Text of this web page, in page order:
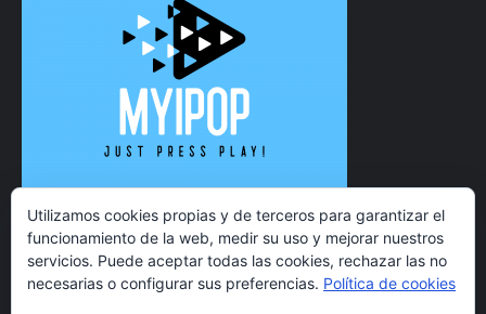
Utilizamos cookies propias y de terceros para garantizar el
funcionamiento de la web, medir su uso y mejorar nuestros
servicios. Puede aceptar todas las cookies, rechazar las no
necesarias o configurar sus preferencias. Política de cookies